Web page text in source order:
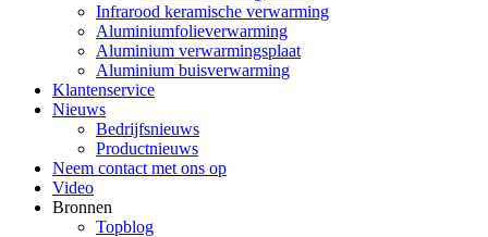
Infrarood keramische verwarming
Aluminiumfolieverwarming
Aluminium verwarmingsplaat
Aluminium buisverwarming
Klantenservice
Nieuws
Bedrijfsnieuws
Productnieuws
Neem contact met ons op
Video
Bronnen
Topblog